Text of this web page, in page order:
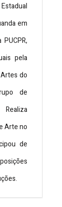
em
pela
do
de
Arte no
de